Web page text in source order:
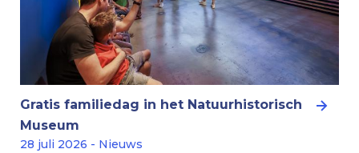
Gratis familiedag in het Natuurhistorisch
Museum
28 juli 2026 - Nieuws